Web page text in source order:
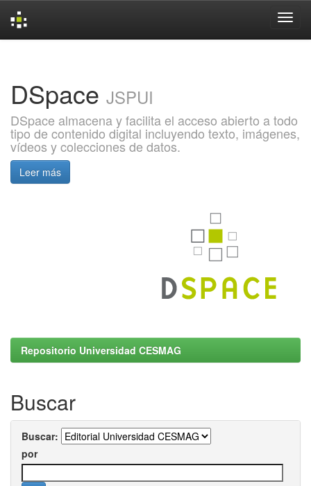
DSpace JSPUI
DSpace almacena y facilita el acceso abierto a todo
tipo de contenido digital incluyendo texto, imágenes,
vídeos y colecciones de datos.
Leer más
Repositorio Universidad CESMAG
Buscar
Buscar:
por